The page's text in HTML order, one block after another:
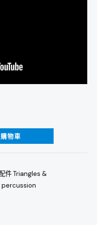
物車
件 Triangles &
percussion